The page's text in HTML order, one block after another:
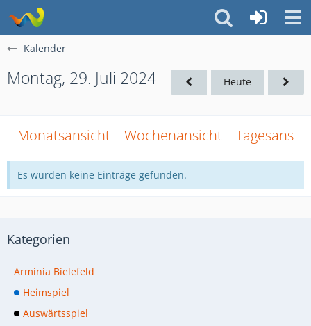
Kalender
Montag, 29. Juli 2024 Heute
Monatsansicht Wochenansicht
Es wurden keine Einträge gefunden.
Kategorien
Arminia Bielefeld
Heimspiel
Auswärtsspiel